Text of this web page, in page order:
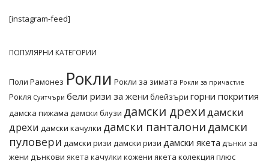
[instagram-feed]
ПОПУЛЯРНИ КАТЕГОРИИ
Поли Рамонез Рокли Рокли за зимата Рокли за причастие
Рокля Суитчъри бели ризи за жени блейзъри горни покрития
дамска пижама дамски блузи дамски дрехидамски
дрехи дамски качулки дамски панталони дамски
пуловери дамски ризи дамски ризи дамски якета дънки за
жени дънкови якета качулки кожени якета колекция плюс